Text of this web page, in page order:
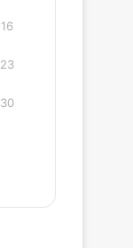
16
23
30